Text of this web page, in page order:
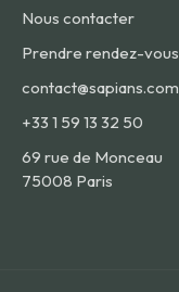
Nous contacter
Prendre rendez-vous
contact@sapians.com
+33 1 59 13 32 50
69 rue de Monceau
75008 Paris